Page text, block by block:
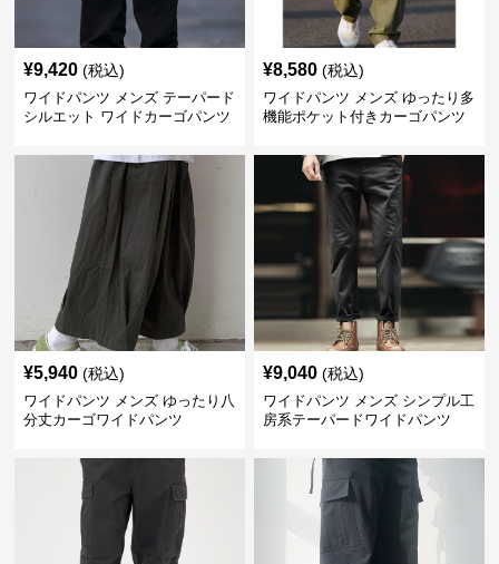
¥9,420 (税込)
ワイドパンツ メンズ テーパード
シルエット ワイドカーゴパンツ
¥8,580 (税込)
ワイドパンツ メンズ ゆったり多
機能ポケット付きカーゴパンツ
¥5,940 (税込)
ワイドパンツ メンズ ゆったり八
分丈カーゴワイドパンツ
¥9,040 (税込)
ワイドパンツ メンズ シンプル工
房系テーパードワイドパンツ